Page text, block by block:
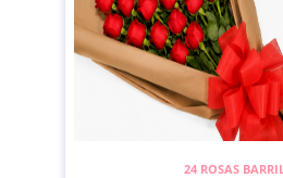
24 ROSAS